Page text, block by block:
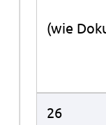
(wie
26